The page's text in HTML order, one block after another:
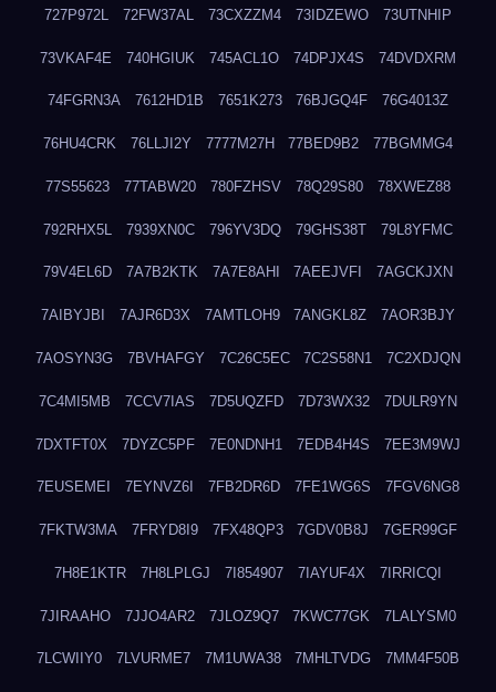
727P972L 72FW37AL 73CXZZM4 73IDZEWO 73UTNHIP
73VKAF4E 740HGIUK 745ACL1O 74DPJX4S 74DVDXRM
74FGRN3A 7612HD1B 7651K273 76BJGQ4F 76G4013Z
76HU4CRK 76LLJI2Y 7777M27H 77BED9B2 77BGMMG4
77S55623 77TABW20 780FZHSV 78Q29S80 78XWEZ88
792RHX5L 7939XN0C 796YV3DQ 79GHS38T 79L8YFMC
79V4EL6D 7A7B2KTK 7A7E8AHI 7AEEJVFI 7AGCKJXN
7AIBYJBI 7AJR6D3X 7AMTLOH9 7ANGKL8Z 7AOR3BJY
7AOSYN3G 7BVHAFGY 7C26C5EC 7C2S58N1 7C2XDJQN
7C4MI5MB 7CCV7IAS 7D5UQZFD 7D73WX32 7DULR9YN
7DXTFT0X 7DYZC5PF 7E0NDNH1 7EDB4H4S 7EE3M9WJ
7EUSEMEI 7EYNVZ6I 7FB2DR6D 7FE1WG6S 7FGV6NG8
7FKTW3MA 7FRYD8I9 7FX48QP3 7GDV0B8J 7GER99GF
7H8E1KTR 7H8LPLGJ 7I854907 7IAYUF4X 7IRRICQI
7JIRAAHO 7JJO4AR2 7JLOZ9Q7 7KWC77GK 7LALYSM0
7LCWIIY0 7LVURME7 7M1UWA38 7MHLTVDG 7MM4F50B